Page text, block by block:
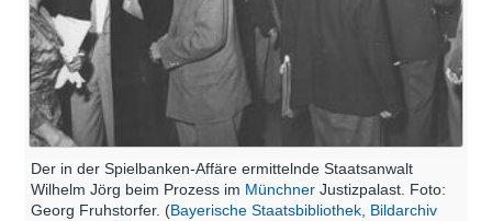
Der in der Spielbanken-Affäre ermittelnde Staatsanwalt
Wilhelm Jörg beim Prozess im Münchner Justizpalast. Foto:
Georg Fruhstorfer. (Bayerische Staatsbibliothek, Bildarchiv